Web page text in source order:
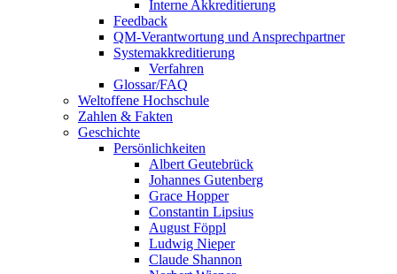
Interne Akkreditierung
Feedback
QM-Verantwortung und Ansprechpartner
Systemakkreditierung
Verfahren
Glossar/FAQ
Weltoffene Hochschule
Zahlen & Fakten
Geschichte
Persönlichkeiten
Albert Geutebrück
Johannes Gutenberg
Grace Hopper
Constantin Lipsius
August Föppl
Ludwig Nieper
Claude Shannon